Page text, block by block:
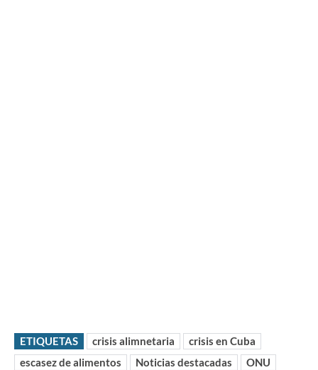
ETIQUETAS crisis alimnetaria
crisis en Cuba
escasez de alimentos
Noticias destacadas ONU